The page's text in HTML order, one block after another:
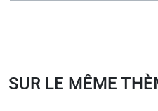
SUR LE MÊME